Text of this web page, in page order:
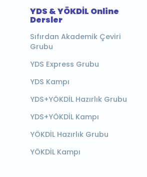
YDS & YÖKDİL Online
Dersler
Sıfırdan Akademik Çeviri
Grubu
YDS Express Grubu
YDS Kampı
YDS+YÖKDİL Hazırlık Grubu
YDS+YÖKDİL Kampı
YÖKDİL Hazırlık Grubu
YÖKDİL Kampı